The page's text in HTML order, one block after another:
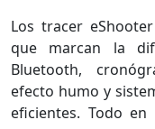
Los tracer
que marcan la
Bluetooth,
efecto humo y
eficientes. Todo